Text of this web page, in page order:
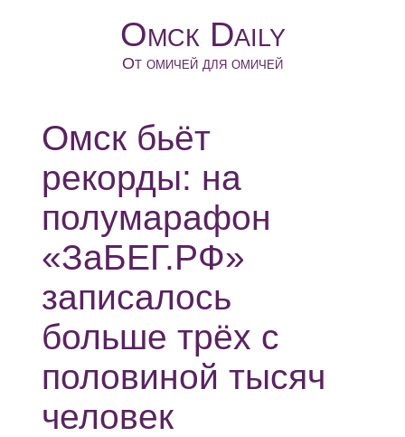
Омск Daily
От омичей для омичей
Омск бьёт
рекорды: на
полумарафон
«ЗаБЕГ.РФ»
записалось
больше трёх с
половиной тысяч
человек